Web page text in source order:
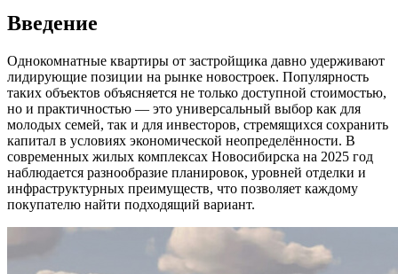
Введение
Однокомнатные квартиры от застройщика давно удерживают
лидирующие позиции на рынке новостроек. Популярность
таких объектов объясняется не только доступной стоимостью,
но и практичностью — это универсальный выбор как для
молодых семей, так и для инвесторов, стремящихся сохранить
капитал в условиях экономической неопределённости. В
современных жилых комплексах Новосибирска на 2025 год
наблюдается разнообразие планировок, уровней отделки и
инфраструктурных преимуществ, что позволяет каждому
покупателю найти подходящий вариант.